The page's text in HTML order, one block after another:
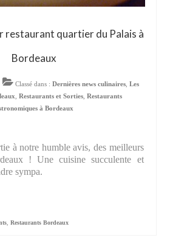
restaurant quartier du Palais à
Bordeaux
Classé dans : Dernières news culinaires Les
Restaurants et Sorties Restaurants
à Bordeaux
à notre humble avis, des meilleurs
! Une cuisine succulente et
sympa.
,Restaurants Bordeaux